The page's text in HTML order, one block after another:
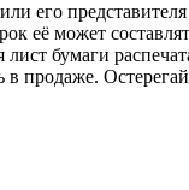
его
её может
бумаги
в продаже.